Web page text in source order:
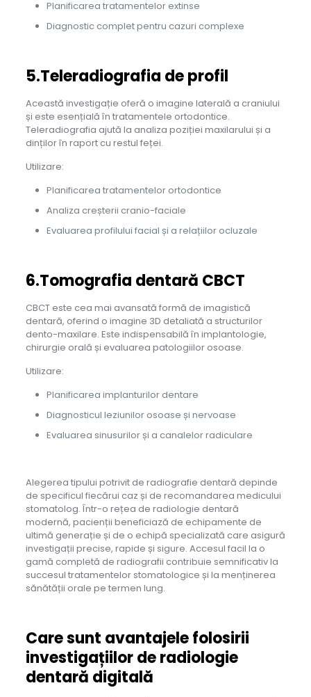
Planificarea tratamentelor extinse
Diagnostic complet pentru cazuri complexe
5.Teleradiografia de profil
Această investigație oferă o imagine laterală a craniului
și este esențială în tratamentele ortodontice.
Teleradiografia ajută la analiza poziției maxilarului și a
dinților în raport cu restul feței.
Utilizare:
Planificarea tratamentelor ortodontice
Analiza creșterii cranio-faciale
Evaluarea profilului facial și a relațiilor ocluzale
6.Tomografia dentară CBCT
CBCT este cea mai avansată formă de imagistică
dentară, oferind o imagine 3D detaliată a structurilor
dento-maxilare. Este indispensabilă în implantologie,
chirurgie orală și evaluarea patologiilor osoase.
Utilizare:
Planificarea implanturilor dentare
Diagnosticul leziunilor osoase și nervoase
Evaluarea sinusurilor și a canalelor radiculare
Alegerea tipului potrivit de radiografie dentară depinde
de specificul fiecărui caz și de recomandarea medicului
stomatolog. Într-o rețea de radiologie dentară
modernă, pacienții beneficiază de echipamente de
ultimă generație și de o echipă specializată care asigură
investigații precise, rapide și sigure. Accesul facil la o
gamă completă de radiografii contribuie semnificativ la
succesul tratamentelor stomatologice și la menținerea
sănătății orale pe termen lung.
Care sunt avantajele folosirii
investigațiilor de radiologie
dentară digitală